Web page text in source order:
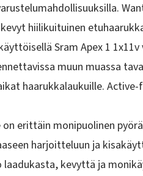
hiilikuituinen
Sram Apex 1
muun muassa
haarukkalaukuille.
on erittäin monipuolinen
harjoitteluun ja
kevyttä ja